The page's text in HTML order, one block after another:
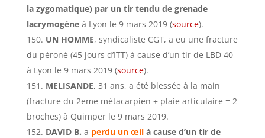
la zygomatique) par un tir tendu de grenade
lacrymogèneà Lyon le 9 mars 2019 (source).
UN HOMME, syndicaliste CGT, a eu une fracture
du péroné (45 jours d’ITT) à cause d’un tir de LBD 40
à Lyon le 9 mars 2019 (source).
MELISANDE, 31 ans, a été blessée à la main
(fracture du 2eme métacarpien + plaie articulaire = 2
broches) à Quimper le 9 mars 2019.
DAVID B. a perdu un œil à cause d’un tir de